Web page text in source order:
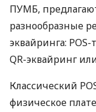
ПУМБ,
разнообразные
эквайринга:
QR-эквайринг
Классический
физическое